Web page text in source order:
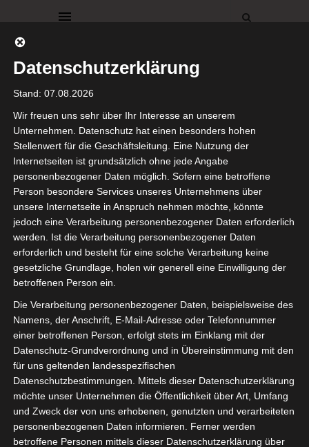
DEKO FEIERLICHKEITEN
Kartenmacherei
31. Januar 2022
Ihr Lieben,
unsere Karten von der
Kartenmacherei
und ich freue mich riesig.
Datenschutzerklärung
Stand: 07.08.2026
Wir freuen uns sehr über Ihr Interesse an unserem
Unternehmen. Datenschutz hat einen besonders hohen
Stellenwert für die Geschäftsleitung. Eine Nutzung der
Internetseiten ist grundsätzlich ohne jede Angabe
personenbezogener Daten möglich. Sofern eine betroffene
Person besondere Services unseres Unternehmens über
unsere Internetseite in Anspruch nehmen möchte, könnte
jedoch eine Verarbeitung personenbezogener Daten erforderlich
werden. Ist die Verarbeitung personenbezogener Daten
erforderlich und besteht für eine solche Verarbeitung keine
gesetzliche Grundlage, holen wir generell eine Einwilligung der
betroffenen Person ein.
Die Verarbeitung personenbezogener Daten, beispielsweise des
Namens, der Anschrift, E-Mail-Adresse oder Telefonnummer
einer betroffenen Person, erfolgt stets im Einklang mit der
Datenschutz-Grundverordnung und in Übereinstimmung mit den
für uns geltenden landesspezifischen
Datenschutzbestimmungen. Mittels dieser Datenschutzerklärung
möchte unser Unternehmen die Öffentlichkeit über Art, Umfang
und Zweck der von uns erhobenen, genutzten und verarbeiteten
personenbezogenen Daten informieren. Ferner werden
betroffene Personen mittels dieser Datenschutzerklärung über